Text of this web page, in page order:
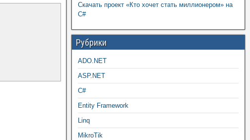
Скачать проект «Кто хочет стать миллионером» на
C#
Рубрики
ADO.NET
ASP.NET
C#
Entity Framework
Linq
MikroTik